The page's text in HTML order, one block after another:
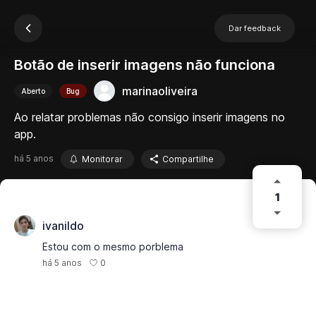
Dar feedback
Botão de inserir imagens não funciona
Aberto Bug
marinaoliveira
Ao relatar problemas não consigo inserir imagens no
app.
há 5 anos Monitorar Compartilhe
1
ivanildo
Estou com o mesmo porblema
há 5 anos 0